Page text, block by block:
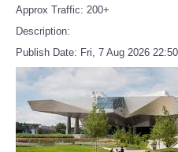
Approx Traffic: 200+
Description:
Publish Date: Fri, 7 Aug 2026